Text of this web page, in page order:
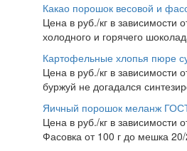
Какао порошок весовой и
Цена в руб./кг в зависимости
холодного и горячего
Картофельные хлопья пюре
Цена в руб./кг в зависимости
буржуй не догадался
Яичный порошок меланж
Цена в руб./кг в зависимости
Фасовка от 100 г до мешка